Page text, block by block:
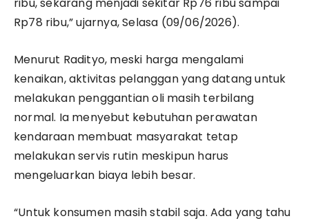
ribu, sekarang menjadi sekitar Rp76 ribu sampai
Rp78 ribu,” ujarnya, Selasa (09/06/2026).
Menurut Radityo, meski harga mengalami
kenaikan, aktivitas pelanggan yang datang untuk
melakukan penggantian oli masih terbilang
normal. Ia menyebut kebutuhan perawatan
kendaraan membuat masyarakat tetap
melakukan servis rutin meskipun harus
mengeluarkan biaya lebih besar.
“Untuk konsumen masih stabil saja. Ada yang tahu